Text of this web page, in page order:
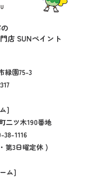
店 SUNペイント
緑園75-3
]
二ツ木190番地
38-1116
第3日曜定休 )
ム]